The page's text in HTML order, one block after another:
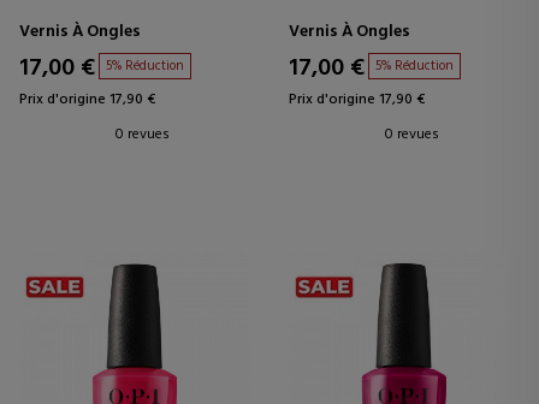
Vernis À Ongles
17,00 € 5% Réduction
Prix d'origine 17,90 €
0 revues
Vernis À Ongles
17,00 € 5% Réduction
Prix d'origine 17,90 €
0 revues